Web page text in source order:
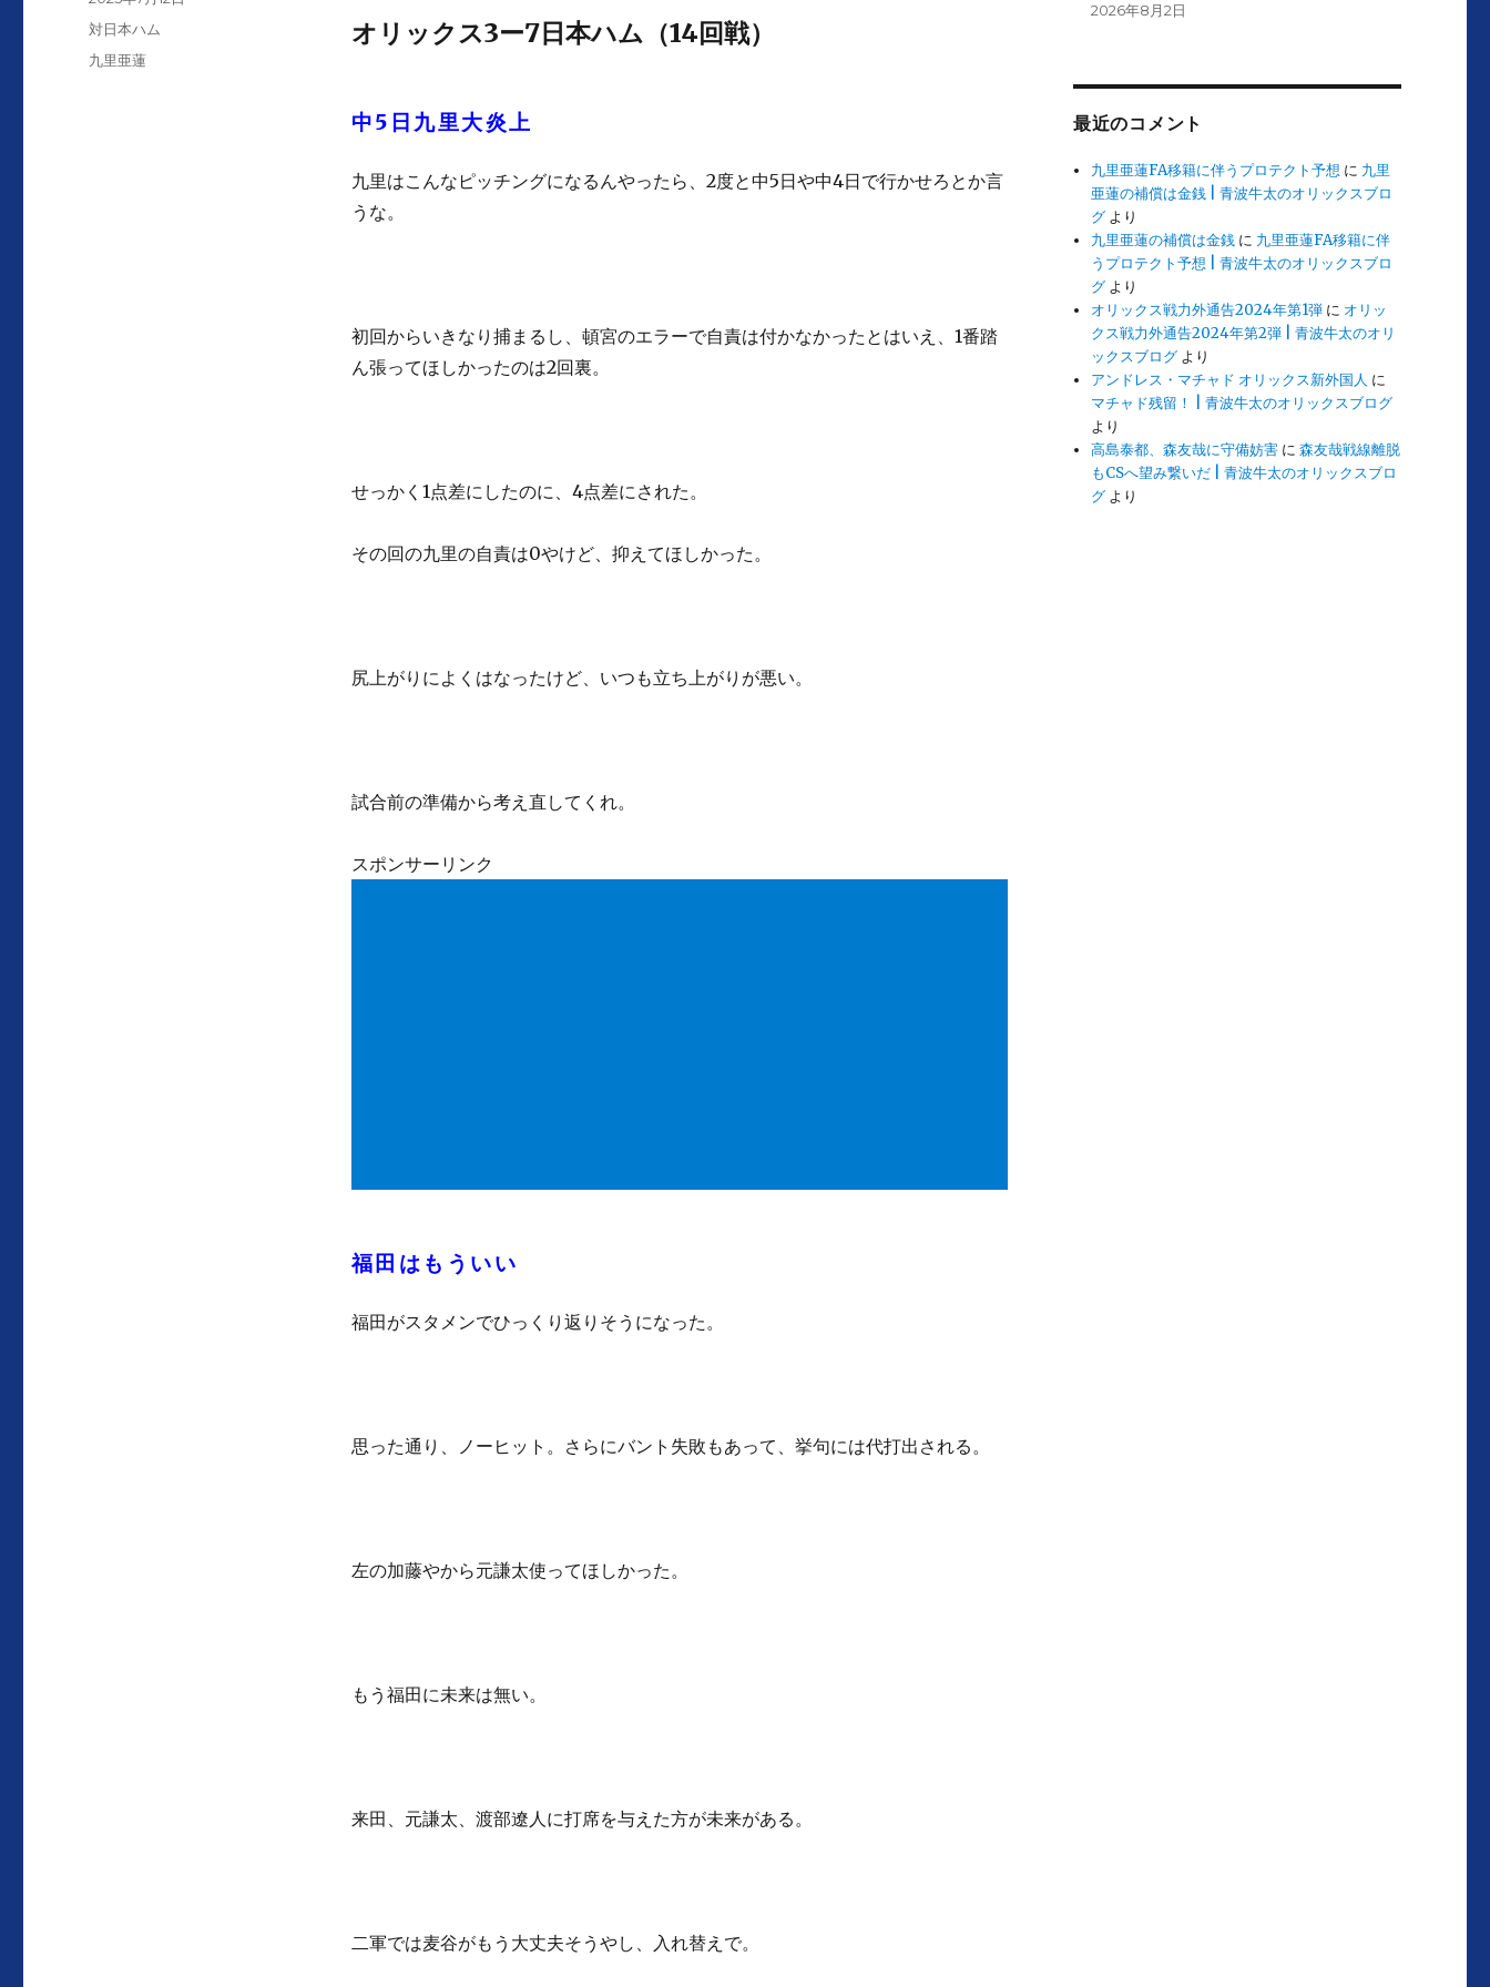
オリックス3ー7日本ハム（14回戦）
中5日九里大炎上
九里はこんなピッチングになるんやったら、2度と中5日や中4日で行かせろとか言
うな。
初回からいきなり捕まるし、頓宮のエラーで自責は付かなかったとはいえ、1番踏
ん張ってほしかったのは2回裏。
せっかく1点差にしたのに、4点差にされた。
その回の九里の自責は0やけど、抑えてほしかった。
尻上がりによくはなったけど、いつも立ち上がりが悪い。
試合前の準備から考え直してくれ。
スポンサーリンク
福田はもういい
福田がスタメンでひっくり返りそうになった。
思った通り、ノーヒット。さらにバント失敗もあって、挙句には代打出される。
左の加藤やから元謙太使ってほしかった。
もう福田に未来は無い。
来田、元謙太、渡部遼人に打席を与えた方が未来がある。
二軍では麦谷がもう大丈夫そうやし、入れ替えで。
稿
カ
テ
対日本ハム
タ
九里亜蓮
2026年8月2日
最近のコメント
九里亜蓮FA移籍に伴うプロテクト予想 に 九里
亜蓮の補償は金銭 | 青波牛太のオリックスブロ
グ より
九里亜蓮の補償は金銭 に 九里亜蓮FA移籍に伴
うプロテクト予想 | 青波牛太のオリックスブロ
グ より
オリックス戦力外通告2024年第1弾 に オリッ
クス戦力外通告2024年第2弾 | 青波牛太のオリ
ックスブログ より
アンドレス・マチャド オリックス新外国人 に
マチャド残留！ | 青波牛太のオリックスブログ
より
高島泰都、森友哉に守備妨害 に森友哉戦線離脱
もCSへ望み繋いだ | 青波牛太のオリックスブロ
グ より